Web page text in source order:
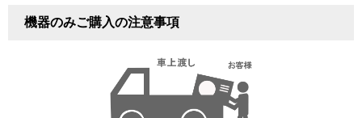
機器のみご購入の注意事項